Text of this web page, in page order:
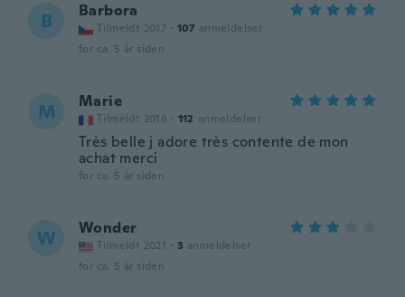
B Barbora
Tilmeldt 2017 · 107 anmeldelser
for ca. 5 år siden
M Marie
Tilmeldt 2016 · 112 anmeldelser
Très belle j adore très contente de mon
achat merci
for ca. 5 år siden
W Wonder
Tilmeldt 2021 · 3 anmeldelser
for ca. 5 år siden